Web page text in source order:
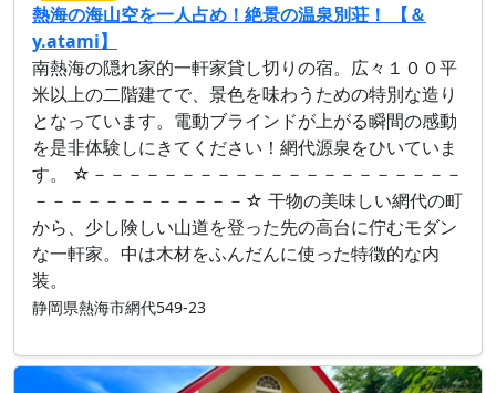
熱海の海山空を一人占め！絶景の温泉別荘！ 【＆
y.atami】
南熱海の隠れ家的一軒家貸し切りの宿。広々１００平
米以上の二階建てで、景色を味わうための特別な造り
となっています。電動ブラインドが上がる瞬間の感動
を是非体験しにきてください！網代源泉をひいていま
す。 ☆－－－－－－－－－－－－－－－－－－－－－
－－－－－－－－－－－－☆ 干物の美味しい網代の町
から、少し険しい山道を登った先の高台に佇むモダン
な一軒家。中は木材をふんだんに使った特徴的な内
装。
静岡県熱海市網代549-23